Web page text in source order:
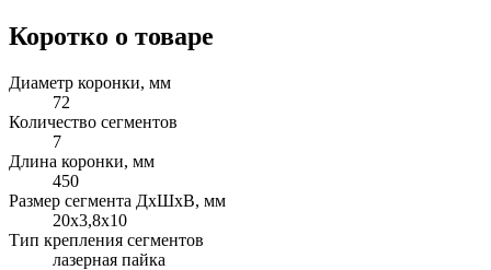
Коротко о товаре
Диаметр коронки, мм
72
Количество сегментов
7
Длина коронки, мм
450
Размер сегмента ДхШхВ, мм
20х3,8х10
Тип крепления сегментов
лазерная пайка